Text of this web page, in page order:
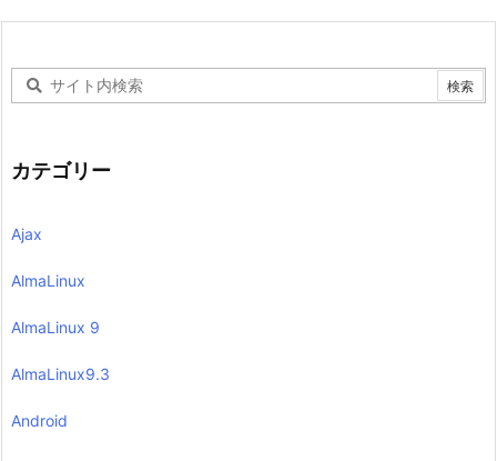
カテゴリー
Ajax
AlmaLinux
AlmaLinux 9
AlmaLinux9.3
Android